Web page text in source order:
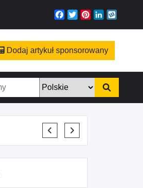
Facebook
TwitterPinterest
LinkedIn
Dodaj artykuł sponsorowany
KRYSTIAN PISULA